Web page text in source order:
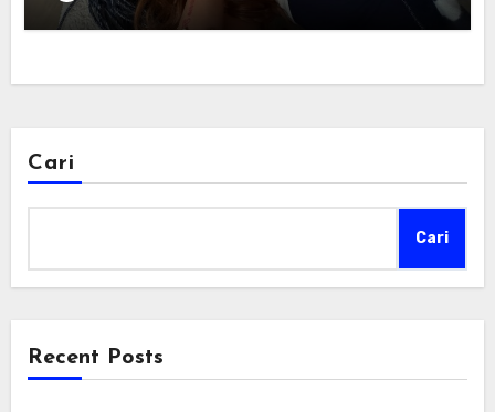
Cari
Cari
Recent Posts